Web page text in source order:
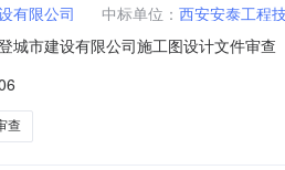
有限公司 中标单位： 西安安泰工程
城市建设有限公司施工图设计文件审
目选取中介日期：服务金额：756648
查